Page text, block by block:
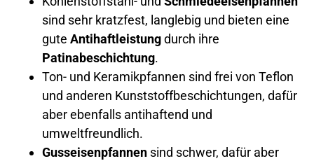
sind sehr kratzfest, langlebig und bieten eine
gute Antihaftleistungdurch ihre
Patinabeschichtung.
Ton- und Keramikpfannen sind frei von Teflon
und anderen Kunststoffbeschichtungen, dafür
aber ebenfalls antihaftend und
umweltfreundlich.
Gusseisenpfannen sind schwer, dafür aber